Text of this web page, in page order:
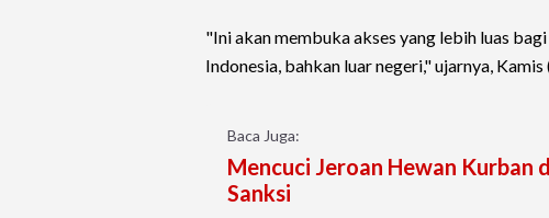
"Ini akan membuka akses yang lebih luas
Indonesia, bahkan luar negeri," ujarnya,
Baca Juga:
Mencuci Jeroan Hewan Kurban
Sanksi